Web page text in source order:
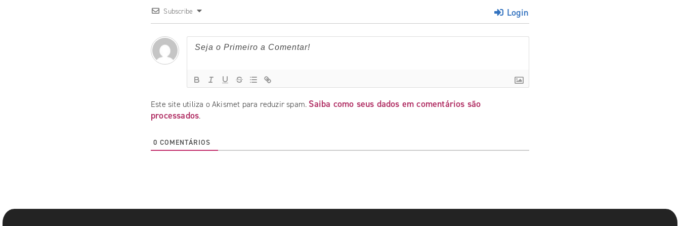
Subscribe Login
Este site utiliza o Akismet para reduzir spam. Saiba como seus dados em comentários são
processados.
0 COMENTÁRIOS